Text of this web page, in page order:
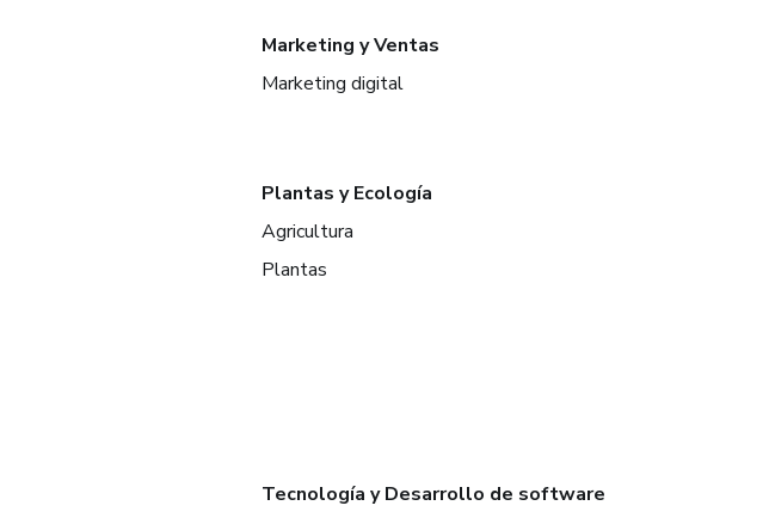
Marketing y Ventas
Marketing digital
Plantas y Ecología
Agricultura
Plantas
Tecnología y Desarrollo de software